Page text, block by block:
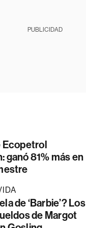
PUBLICIDAD
Ecopetrol
ganó 81% más en
de ‘Barbie’? Los
de Margot